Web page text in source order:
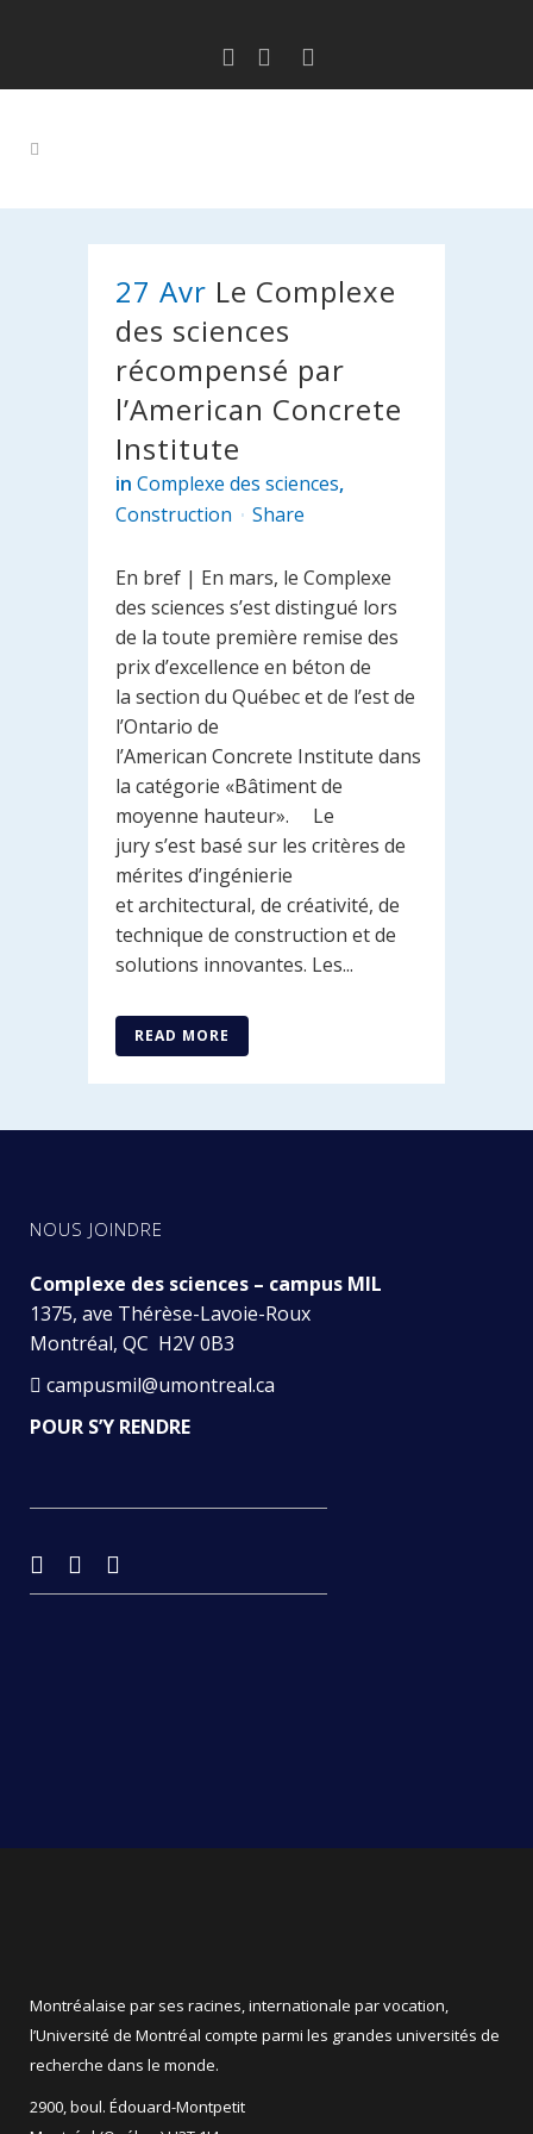
27 Avr Le Complexe
des sciences
récompensé par
l’American Concrete
Institute
in Complexe des sciences,
Construction
Share
En bref | En mars, le Complexe
des sciences s’est distingué lors
de la toute première remise des
prix d’excellence en béton de
la section du Québec et de l’est de
l’Ontario de
l’American Concrete Institute dans
la catégorie «Bâtiment de
moyenne hauteur». Le
jury s’est basé sur les critères de
mérites d’ingénierie
et architectural, de créativité, de
technique de construction et de
solutions innovantes. Les...
READ MORE
NOUS JOINDRE
Complexe des sciences – campus MIL
1375, ave Thérèse-Lavoie-Roux
Montréal, QC H2V 0B3
campusmil@umontreal.ca
POUR S’Y RENDRE
Montréalaise par ses racines, internationale par vocation,
l’Université de Montréal compte parmi les grandes universités de
recherche dans le monde.
2900, boul. Édouard-Montpetit